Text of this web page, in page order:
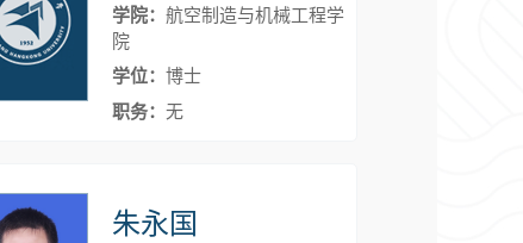
学院： 航空制造与机械工程学
院
学位： 博士
职务： 无
朱永国